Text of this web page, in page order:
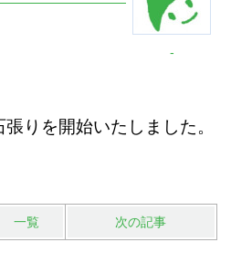
-
りを開始いたしました。
一覧 次の記事